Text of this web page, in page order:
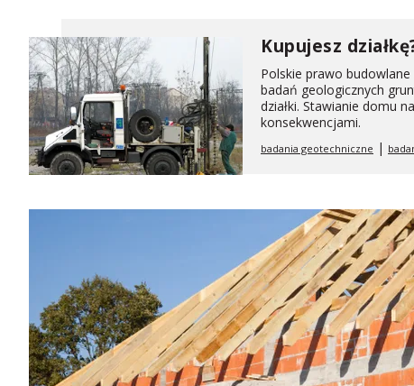
Kupujesz
Polskie prawo
badań geologicznych
działki. Stawianie domu
konsekwencjami.
badania geotechniczne |